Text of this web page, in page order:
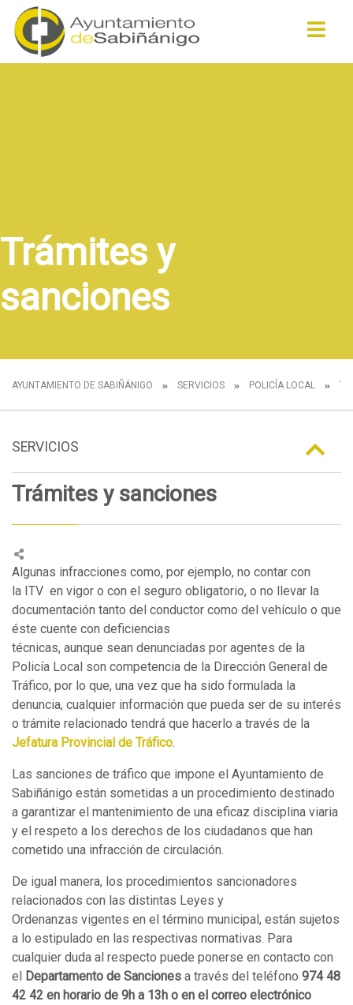
Trámites y
sanciones
AYUNTAMIENTO DE SABIÑÁNIGO SERVICIOS POLICÍA LOCAL
SERVICIOS
Trámites y sanciones
Algunas infracciones como, por ejemplo, no contar con
la ITV en vigor o con el seguro obligatorio, o no llevar la
documentación tanto del conductor como del vehículo o que
éste cuente con deficiencias
técnicas, aunque sean denunciadas por agentes de la
Policía Local son competencia de la Dirección General de
Tráfico, por lo que, una vez que ha sido formulada la
denuncia, cualquier información que pueda ser de su interés
o trámite relacionado tendrá que hacerlo a través de la
Jefatura Provincial de Tráfico
Las sanciones de tráfico que impone el Ayuntamiento de
Sabiñánigo están sometidas a un procedimiento destinado
a garantizar el mantenimiento de una eficaz disciplina viaria
y el respeto a los derechos de los ciudadanos que han
cometido una infracción de circulación.
De igual manera, los procedimientos sancionadores
relacionados con las distintas Leyes y
Ordenanzas vigentes en el término municipal, están sujetos
a lo estipulado en las respectivas normativas. Para
cualquier duda al respecto puede ponerse en contacto con
el Departamento de Sanciones a través del teléfono 974 48
42 42 en horario de 9h a 13h o en el correo electrónico